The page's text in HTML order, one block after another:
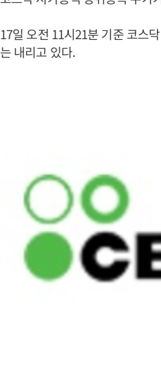
17일 오전 11시21분 기준 코스
는 내리고 있다.